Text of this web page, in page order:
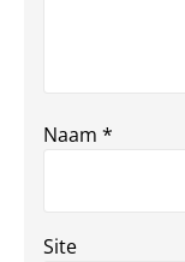
Naam *
Site